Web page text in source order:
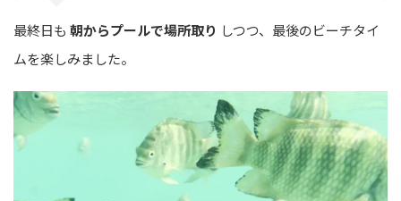
最終日も 朝からプールで場所取り しつつ、最後のビーチタイ
ムを楽しみました。